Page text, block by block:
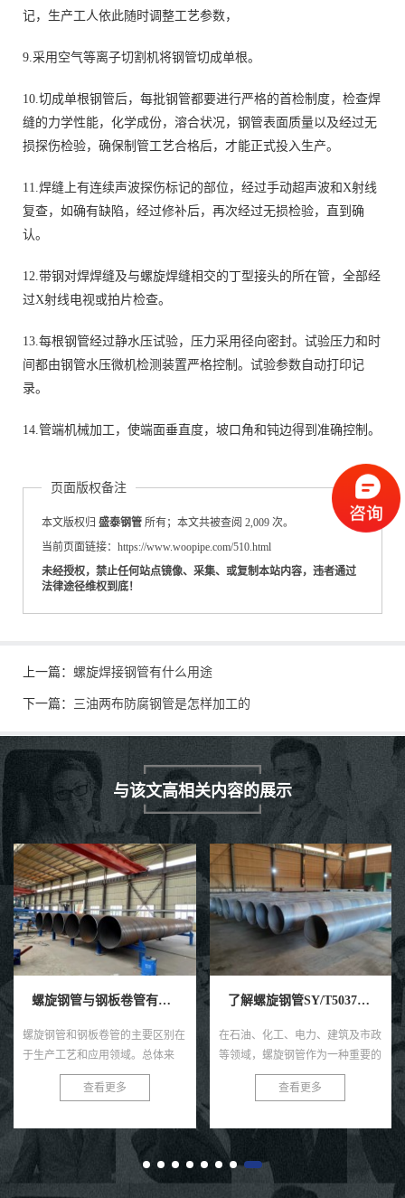
记，生产工人依此随时调整工艺参数，
9.采用空气等离子切割机将钢管切成单根。
10.切成单根钢管后，每批钢管都要进行严格的首检制度，检查焊
缝的力学性能，化学成份，溶合状况，钢管表面质量以及经过无
损探伤检验，确保制管工艺合格后，才能正式投入生产。
11.焊缝上有连续声波探伤标记的部位，经过手动超声波和X射线
复查，如确有缺陷，经过修补后，再次经过无损检验，直到确
认。
12.带钢对焊焊缝及与螺旋焊缝相交的丁型接头的所在管，全部经
过X射线电视或拍片检查。
13.每根钢管经过静水压试验，压力采用径向密封。试验压力和时
间都由钢管水压微机检测装置严格控制。试验参数自动打印记
录。
14.管端机械加工，使端面垂直度，坡口角和钝边得到准确控制。
页面版权备注
本文版权归 盛泰钢管 所有；本文共被查阅 2,009 次。
当前页面链接：https://www.woopipe.com/510.html
未经授权，禁止任何站点镜像、采集、或复制本站内容，违者通过
法律途径维权到底！
上一篇： 螺旋焊接钢管有什么用途
下一篇： 三油两布防腐钢管是怎样加工的
与该文高相关内容的展示
区别在
体来
更
...
了解螺旋钢管SY/T5037-2018标准，打造优质管道系统
在石油、化工、电力、建筑及市政
等领域，螺旋钢管作为一种重要的
管道材料，其质量与性能直接关系
到整个管道系统的安全与稳定运
行。因此，对于螺旋钢管的制造与
检...
在现代工程建设的广阔领域
种名为Q235B螺旋钢管的优
正以其卓越的性能和广泛的
域，逐渐成为行业内的璀璨
今天，我们就来深入解读一
备...